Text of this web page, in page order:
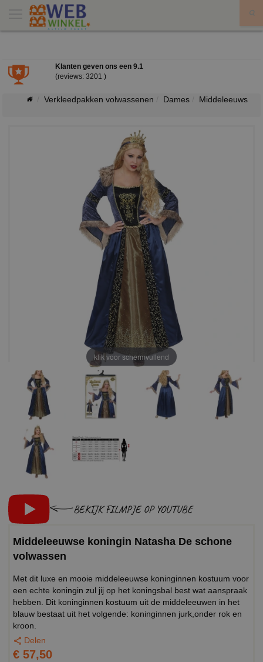
Klanten geven ons een 9.1
(reviews: 3201 )
Verkleedpakken volwassenen Dames Middeleeuws
klik voor schermvullend
BEKIJK FILMPJE OP YOUTUBE
Middeleeuwse koningin Natasha De schone
volwassen
Met dit luxe en mooie middeleeuwse koninginnen kostuum voor
een echte koningin zul jij op het koningsbal best wat aanspraak
hebben. Dit koninginnen kostuum uit de middeleeuwen in het
blauw bestaat uit het volgende: koninginnen jurk,onder rok en
kroon.
Delen
€ 57,50